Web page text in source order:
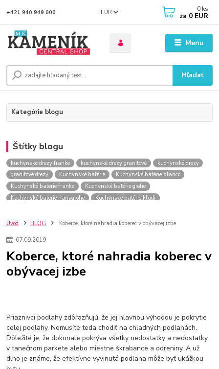
Menu
EUR
Hľadať
+421 940 949 000 0 ks
za 0 EUR
Kategórie blogu
Štítky blogu
kuchynské drezy franke kuchynské drezy granitové
kuchynské drezy
granitove drezy
Kuchynské batérie
Kuchynské batérie blanco
Kuchynské batérie franke
Kuchynské batérie grohe
Kuchynské batérie hansgrohe
Kuchynské batérie kludi
kuchynské batérie sagittarius
kuchynské batérie
vodovodné batérie
kuchynské drezy sety
kúpelňové batérie
vodovodné batérie do kúpelne kuchynske
drez
bidetové batérie
vaňové batérie
vodovodné batérie blanco
Zápustné umývadlá
sprchový záves
vodovodná batéria
čierna kúpelňová batéria
vaňa retro
voľne stojaca vaňa
retro kúpeľne
Nákup tovaru pre firmy bez DPH
Bez DPH
Ako znížiť náklady
Ako znížiť náklady na firmu
szco nakup bez dph
szco nakup bez dph nakupovanie na firmu bez dph
nákup bez dph v eu ň
Úvod BLOG Koberce, ktoré nahradia koberec v obývacej izbe
07.09.2019
Koberce, ktoré nahradia koberec v
obývacej izbe
Priaznivci podlahy zdôrazňujú, že jej hlavnou výhodou je pokrytie
celej podlahy. Nemusíte teda chodiť na chladných podlahách.
Dôležité je, že dokonale pokrýva všetky nedostatky a nedostatky
v tanečnom parkete alebo miestne škrabance a odreniny. A už
dlho je známe, že efektívne vyvinutá podlaha môže byť ukážkou